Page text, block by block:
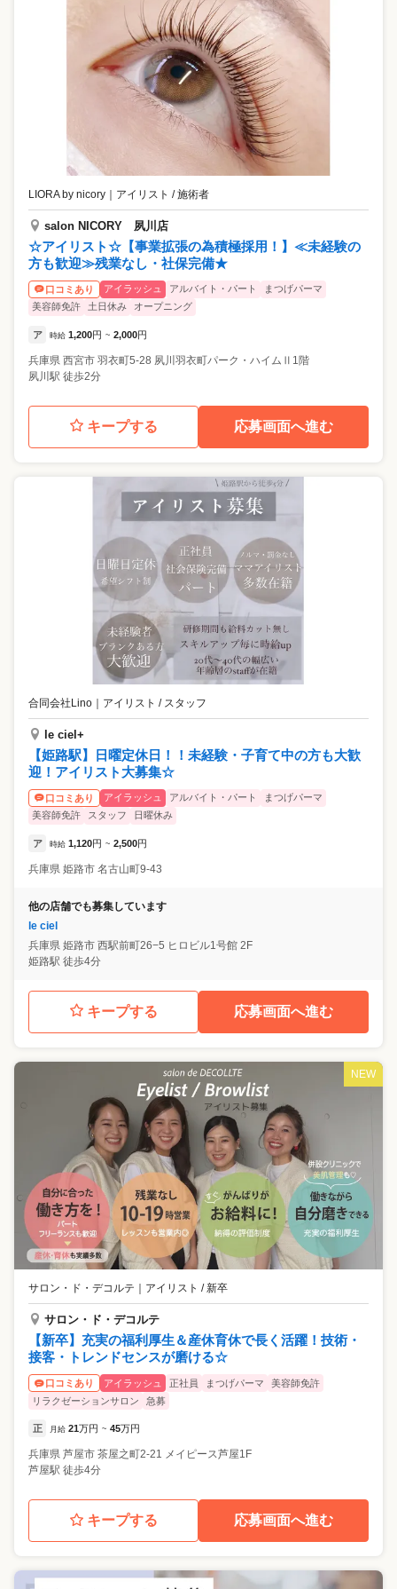
LIORA by nicory ｜ アイリスト / 施術者
salon NICORY 夙川店
☆アイリスト☆【事業拡張の為積極採用！】≪未経験の
方も歓迎≫残業なし・社保完備★
口コミあり アイラッシュ アルバイト・パート
まつげパーマ
美容師免許
土日休み オープニング
ア 時給 1,200円 ~ 2,000円
兵庫県 西宮市 羽衣町5-28 夙川羽衣町パーク・ハイムⅡ1階
夙川駅 徒歩2分
キープする 応募画面へ進む
合同会社Lino ｜ アイリスト / スタッフ
le ciel+
【姫路駅】日曜定休日！！未経験・子育て中の方も大歓
迎！アイリスト大募集☆
口コミあり アイラッシュ アルバイト・パート
まつげパーマ
美容師免許
スタッフ 日曜休み
ア 時給 1,120円 ~ 2,500円
兵庫県 姫路市 名古山町9-43
他の店舗でも募集しています
le ciel
兵庫県 姫路市 西駅前町26−5 ヒロビル1号館 2F
姫路駅 徒歩4分
キープする 応募画面へ進む
NEW
サロン・ド・デコルテ アイリスト / 新卒
サロン・ド・デコルテ
【新卒】充実の福利厚生＆産休育休で長く活躍！技術・
接客・トレンドセンスが磨ける☆
口コミあり アイラッシュ 正社員 まつげパーマ
美容師免許
リラクゼーションサロン
急募
正 月給 21万円 ~ 45万円
兵庫県 芦屋市 茶屋之町2-21 メイピース芦屋1F
芦屋駅 徒歩4分
キープする 応募画面へ進む